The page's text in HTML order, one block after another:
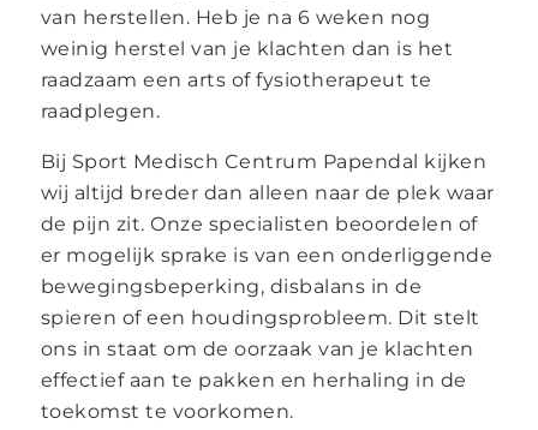
van herstellen. Heb je na 6 weken nog
weinig herstel van je klachten dan is het
raadzaam een arts of fysiotherapeut te
raadplegen.
Bij Sport Medisch Centrum Papendal kijken
wij altijd breder dan alleen naar de plek waar
de pijn zit. Onze specialisten beoordelen of
er mogelijk sprake is van een onderliggende
bewegingsbeperking, disbalans in de
spieren of een houdingsprobleem. Dit stelt
ons in staat om de oorzaak van je klachten
effectief aan te pakken en herhaling in de
toekomst te voorkomen.